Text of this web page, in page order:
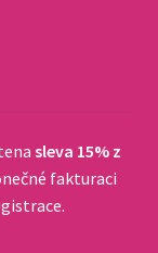
sleva 15% z
fakturaci